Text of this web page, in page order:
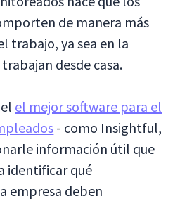
de manera más
trabajo, ya sea en la
desde casa.
el mejor software para el
- como Insightful,
información útil que
identificar qué
empresa deben